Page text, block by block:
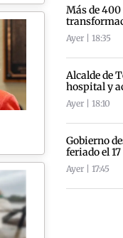
Más de
Ayer | 18:35
Alcalde de
hospital y
Ayer | 18:10
Gobierno
feriado el
Ayer | 17:45